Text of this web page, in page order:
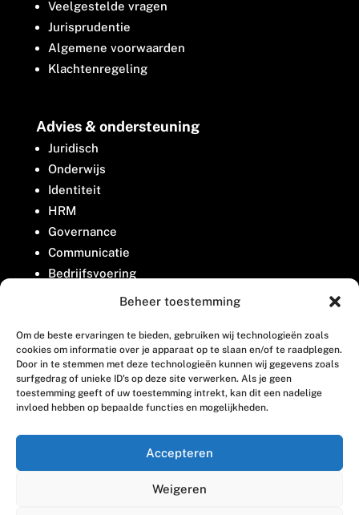
Beheer toestemming
Om de beste ervaringen te bieden, gebruiken wij technologieën zoals
cookies om informatie over je apparaat op te slaan en/of te raadplegen.
Door in te stemmen met deze technologieën kunnen wij gegevens zoals
surfgedrag of unieke ID's op deze site verwerken. Als je geen
toestemming geeft of uw toestemming intrekt, kan dit een nadelige
invloed hebben op bepaalde functies en mogelijkheden.
Accepteren
Weigeren
Veelgestelde vragen
Jurisprudentie
Algemene voorwaarden
Klachtenregeling
Advies & ondersteuning
Juridisch
Onderwijs
Identiteit
HRM
Governance
Communicatie
Bedrijfsvoering
Belangenbehartiging
Contact
Houttuinlaan 8
3447 GM Woerden